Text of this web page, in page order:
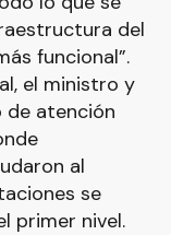
del
funcional”.
el ministro y
de atención
al
se
primer nivel.